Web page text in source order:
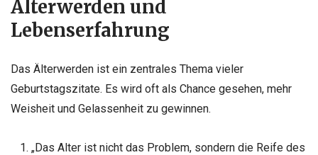
Älterwerden und
Lebenserfahrung
Das Älterwerden ist ein zentrales Thema vieler
Geburtstagszitate. Es wird oft als Chance gesehen, mehr
Weisheit und Gelassenheit zu gewinnen.
„Das Alter ist nicht das Problem, sondern die Reife des